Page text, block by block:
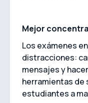
Mejor
Los exámenes
distracciones:
mensajes y
herramientas de
estudiantes a